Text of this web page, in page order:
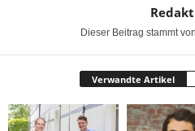
Dieser Beitrag stammt
Verwandte Artikel